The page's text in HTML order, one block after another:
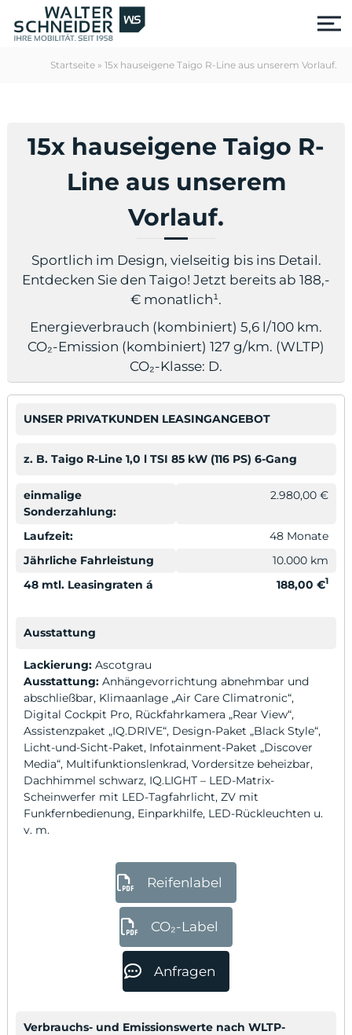
Startseite »15x hauseigene Taigo R-Line aus unserem Vorlauf.
15x hauseigene Taigo R-
Line aus unserem
Vorlauf.
Sportlich im Design, vielseitig bis ins Detail.
Entdecken Sie den Taigo! Jetzt bereits ab 188,-
€ monatlich¹.
Energieverbrauch (kombiniert) 5,6 l/100 km.
CO₂-Emission (kombiniert) 127 g/km. (WLTP)
CO₂-Klasse: D.
UNSER PRIVATKUNDEN LEASINGANGEBOT
z. B. Taigo R-Line 1,0 l TSI 85 kW (116 PS) 6-Gang
einmalige
Sonderzahlung:
2.980,00 €
Laufzeit:
48 Monate
Jährliche Fahrleistung
10.000 km
48 mtl. Leasingraten á
188,00 €1
Ausstattung
Lackierung:Ascotgrau
Ausstattung:Anhängevorrichtung abnehmbar und
abschließbar, Klimaanlage „Air Care Climatronic“,
Digital Cockpit Pro, Rückfahrkamera „Rear View“,
Assistenzpaket „IQ.DRIVE“, Design-Paket „Black Style“,
Licht-und-Sicht-Paket, Infotainment-Paket „Discover
Media“, Multifunktionslenkrad, Vordersitze beheizbar,
Dachhimmel schwarz, IQ.LIGHT – LED-Matrix-
Scheinwerfer mit LED-Tagfahrlicht, ZV mit
Funkfernbedienung, Einparkhilfe, LED-Rückleuchten u.
v. m.
Reifenlabel
CO₂-Label
Anfragen
Verbrauchs- und Emissionswerte nach WLTP-